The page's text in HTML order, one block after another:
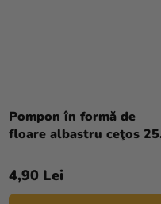
Pompon în formă de
floare albastru ceţos 25
4,90 Lei